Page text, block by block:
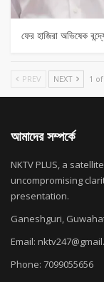
ফের হাজিরা অভিষেক
PREV NEXT 1
আমাদের সম্পর্কে
NKTV PLUS, a
uncompromising
presentation.
Ganeshguri,
Email:
Phone: 7099055656